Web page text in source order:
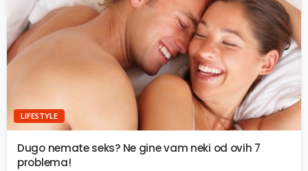
LIFESTYLE
Dugo nemate seks? Ne gine vam neki od ovih 7
problema!